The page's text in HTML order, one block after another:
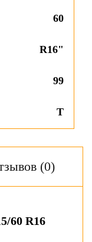
60
R16"
99
T
(0)
60 R16